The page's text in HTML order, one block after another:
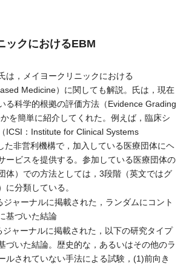
ックにおけるEBM
は，メイヨークリニックにおける
Medicine）に関しても解説。氏は，現在
る科学的根拠の評価方法（Evidence Grading
を簡単に紹介してくれた。例えば，臨床シ
ICSI：Institute for Clinical Systems
た非営利機構で，加入している医療団体にヘ
ービスを提供する。参加している医療団体の
体）での方法としては，3段階（英文ではグ
に分類している。
ジャーナルに掲載された，ランダムにコント
基づいた結論
ジャーナルに掲載された，以下の研究タイプ
づいた結論。歴史的な，あるいはその他のラ
ルされていない手法による試験，(1)前向き